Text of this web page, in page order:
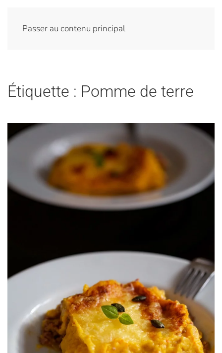
Passer au contenu principal
Étiquette : Pomme de terre